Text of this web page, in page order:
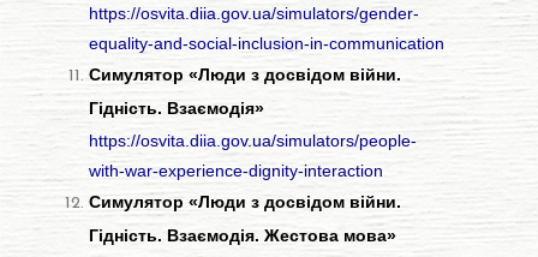
https://osvita.diia.gov.ua/simulators/gender-
equality-and-social-inclusion-in-communication
Симулятор «Люди з досвідом війни.
Гідність. Взаємодія»
https://osvita.diia.gov.ua/simulators/people-
with-war-experience-dignity-interaction
Симулятор «Люди з досвідом війни.
Гідність. Взаємодія. Жестова мова»